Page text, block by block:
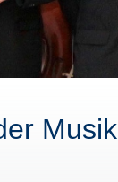
Musik